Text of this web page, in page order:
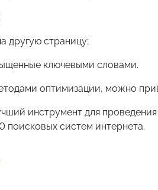
другую страницу;
ключевыми словами.
оптимизации, можно
инструмент для
поисковых систем интернета.